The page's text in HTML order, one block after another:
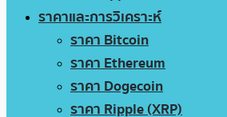
ราคาและการวิเคราะห์
ราคา Bitcoin
ราคา Ethereum
ราคา Dogecoin
ราคา Ripple (XRP)